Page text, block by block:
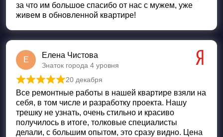
за что им большое спасибо от нас с мужем, уже
живем в обновленной квартире!
Е
Елена Чистова
Знаток города 4 уровня
Оценка5 из 5
20 декабря
Все ремонтные работы в нашей квартире взяли на
себя, в том числе и разработку проекта. Нашу
трешку не узнать, очень стильно и красиво
получилось в итоге, толковые специалисты
делали, с большим опытом, это сразу видно. Цена